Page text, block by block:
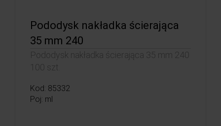
Pododysk nakładka ścierająca
35 mm 240
Pododysk nakładka ścierająca 35 mm 240
100 szt.
Kod: 85332
Poj: ml